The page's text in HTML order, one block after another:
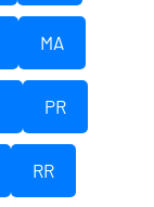
MA
PR
RR